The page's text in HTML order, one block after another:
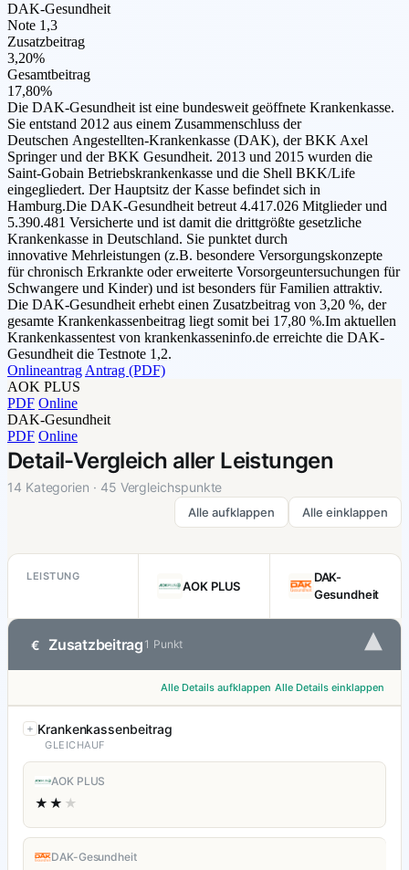
DAK-Gesundheit
Note 1,3
Zusatzbeitrag
3,20%
Gesamtbeitrag
17,80%
Die DAK-Gesundheit ist eine bundesweit geöffnete Krankenkasse.
Sie entstand 2012 aus einem Zusammenschluss der
Deutschen Angestellten-Krankenkasse (DAK), der BKK Axel
Springer und der BKK Gesundheit. 2013 und 2015 wurden die
Saint-Gobain Betriebskrankenkasse und die Shell BKK/Life
eingegliedert. Der Hauptsitz der Kasse befindet sich in
Hamburg.Die DAK-Gesundheit betreut 4.417.026 Mitglieder und
5.390.481 Versicherte und ist damit die drittgrößte gesetzliche
Krankenkasse in Deutschland. Sie punktet durch
innovative Mehrleistungen (z.B. besondere Versorgungskonzepte
für chronisch Erkrankte oder erweiterte Vorsorgeuntersuchungen für
Schwangere und Kinder) und ist besonders für Familien attraktiv.
Die DAK-Gesundheit erhebt einen Zusatzbeitrag von 3,20 %, der
gesamte Krankenkassenbeitrag liegt somit bei 17,80 %.Im aktuellen
Krankenkassentest von krankenkasseninfo.de erreichte die DAK-
Gesundheit die Testnote 1,2.
Onlineantrag Antrag (PDF)
AOK PLUS
PDF Online
DAK-Gesundheit
PDF Online
Detail-Vergleich aller Leistungen
14 Kategorien · 45 Vergleichspunkte
Alle aufklappen Alle einklappen
LEISTUNG
AOK PLUS
DAK-
Gesundheit
€ Zusatzbeitrag 1 Punkt ▾
Alle Details aufklappen Alle Details einklappen
Krankenkassenbeitrag
GLEICHAUF
AOK PLUS
★★ ★
DAK-Gesundheit